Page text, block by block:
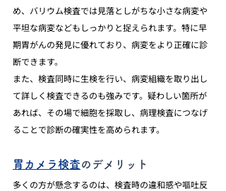
め、バリウム検査では見落としがちな小さな病変や
平坦な病変などもしっかりと捉えられます。特に早
期胃がんの発見に優れており、病変をより正確に診
断できます。
また、検査同時に生検を行い、病変組織を取り出し
て詳しく検査できるのも強みです。疑わしい箇所が
あれば、その場で細胞を採取し、病理検査につなげ
ることで診断の確実性を高められます。
胃カメラ検査のデメリット
多くの方が懸念するのは、検査時の違和感や嘔吐反